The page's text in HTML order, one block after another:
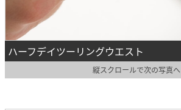
ハーフデイツーリングウエスト
縦スクロールで次の写真へ